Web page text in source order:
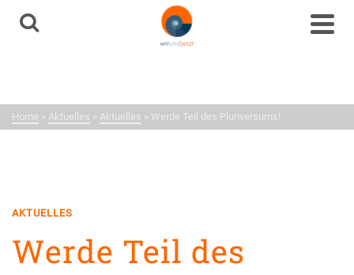
Neuigkeiten aus dem
Netzwerk
Home » Aktuelles » Aktuelles » Werde Teil des Pluriversums!
AKTUELLES
Werde Teil des